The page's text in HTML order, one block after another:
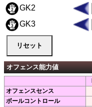
GK2
GK3
オフェンス能力値
オフェンスセンス
ボールコントロール